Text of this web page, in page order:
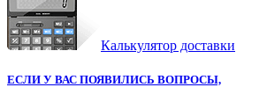
Калькулятор доставки
ЕСЛИ У ВАС ПОЯВИЛИСЬ ВОПРОСЫ,